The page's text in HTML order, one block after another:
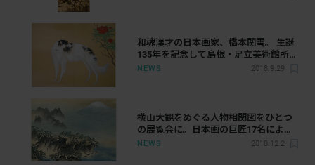
和魂漢才の日本画家、橋本関雪。 生誕
135年を記念して島根・足立美術館所
蔵の関雪作品が一挙公開
NEWS 2018.9.29
横山大観をめぐる人物相関図をひとつ
の展覧会に。日本画の巨匠17名による
名品が一堂に集結
NEWS 2018.12.2